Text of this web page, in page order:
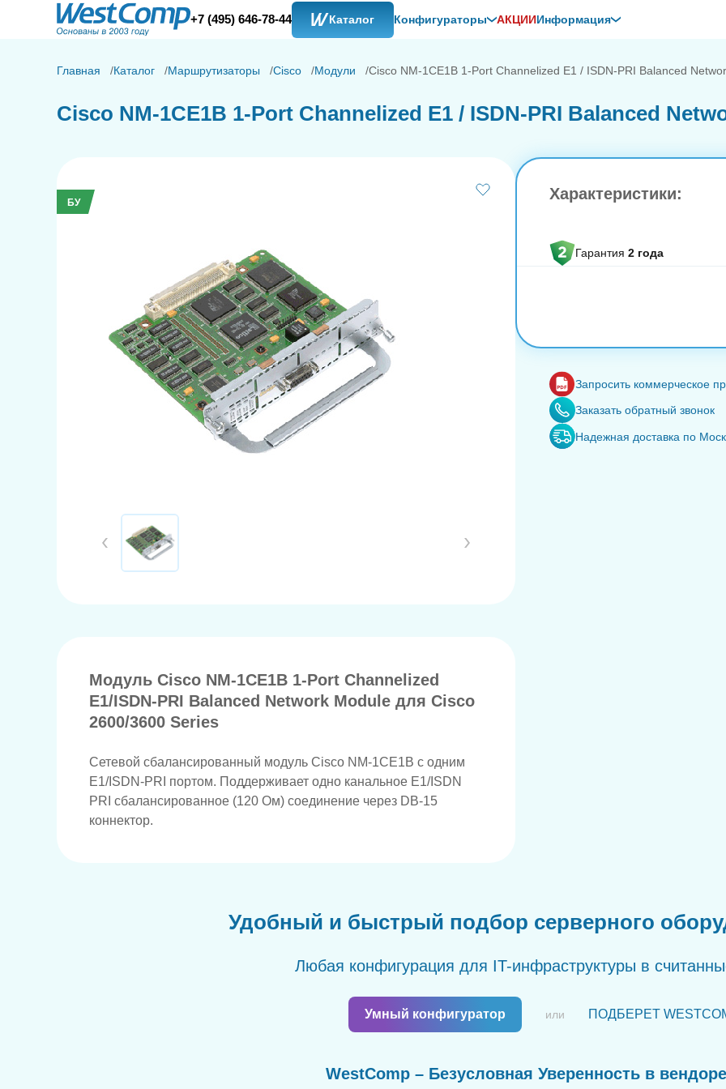
+7 (495) 646-78-44 Каталог Конфигураторы АКЦИИИнформация
Главная Каталог Маршрутизаторы Cisco Модули Cisco NM-1CE1B 1-Port Channelized E1 / ISDN-PRI Balanced
Cisco NM-1CE1B 1-Port Channelized E1 / ISDN-PRI Balanced
БУ
Модуль Cisco NM-1CE1B 1-Port Channelized
E1/ISDN-PRI Balanced Network Module для Cisco
2600/3600 Series
Сетевой сбалансированный модуль Cisco NM-1CE1B с одним
E1/ISDN-PRI портом. Поддерживает одно канальное E1/ISDN
PRI сбалансированное (120 Ом) соединение через DB-15
коннектор.
Характеристики:
Гарантия 2 года
Запросить коммерческое
Заказать обратный звонок
Надежная доставка по
Удобный и быстрый подбор серверного
Любая конфигурация для IT-инфраструктуры в
Умный конфигуратор или ПОДБЕРЕТ
WestComp – Безусловная Уверенность в